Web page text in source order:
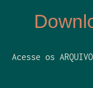
Acesse os